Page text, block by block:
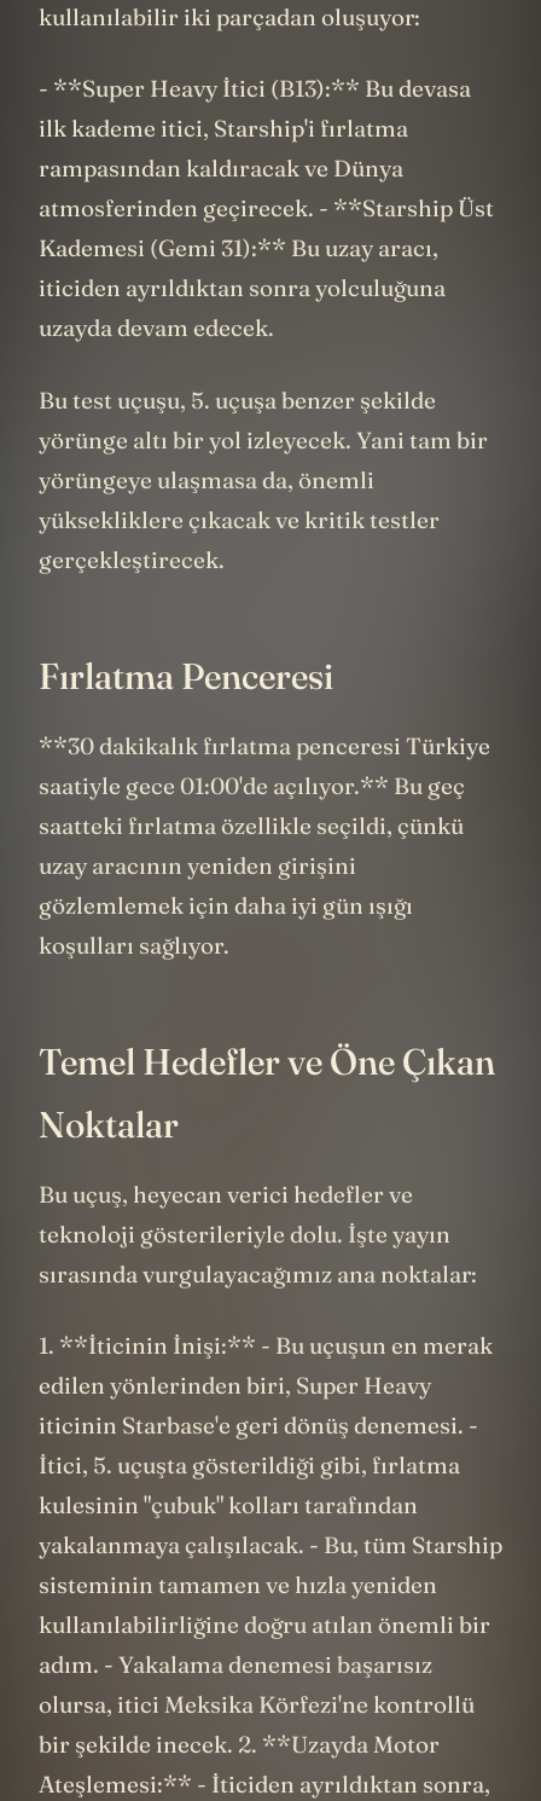
kullanılabilir iki parçadan oluşuyor:
- **Super Heavy İtici (B13):** Bu devasa
ilk kademe itici, Starship'i fırlatma
rampasından kaldıracak ve Dünya
atmosferinden geçirecek. - **Starship Üst
Kademesi (Gemi 31):** Bu uzay aracı,
iticiden ayrıldıktan sonra yolculuğuna
uzayda devam edecek.
Bu test uçuşu, 5. uçuşa benzer şekilde
yörünge altı bir yol izleyecek. Yani tam bir
yörüngeye ulaşmasa da, önemli
yüksekliklere çıkacak ve kritik testler
gerçekleştirecek.
Fırlatma Penceresi
**30 dakikalık fırlatma penceresi Türkiye
saatiyle gece 01:00'de açılıyor.** Bu geç
saatteki fırlatma özellikle seçildi, çünkü
uzay aracının yeniden girişini
gözlemlemek için daha iyi gün ışığı
koşulları sağlıyor.
Temel Hedefler ve Öne Çıkan
Noktalar
Bu uçuş, heyecan verici hedefler ve
teknoloji gösterileriyle dolu. İşte yayın
sırasında vurgulayacağımız ana noktalar:
1. **İticinin İnişi:** - Bu uçuşun en merak
edilen yönlerinden biri, Super Heavy
iticinin Starbase'e geri dönüş denemesi. -
İtici, 5. uçuşta gösterildiği gibi, fırlatma
kulesinin "çubuk" kolları tarafından
yakalanmaya çalışılacak. - Bu, tüm Starship
sisteminin tamamen ve hızla yeniden
kullanılabilirliğine doğru atılan önemli bir
adım. - Yakalama denemesi başarısız
olursa, itici Meksika Körfezi'ne kontrollü
bir şekilde inecek. 2. **Uzayda Motor
Ateşlemesi:** - İticiden ayrıldıktan sonra,